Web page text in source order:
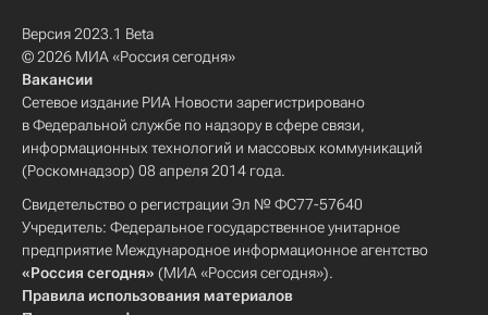
Версия 2023.1 Beta
© 2026 МИА «Россия сегодня»
Вакансии
Сетевое издание РИА Новости зарегистрировано
в Федеральной службе по надзору в сфере связи,
информационных технологий и массовых коммуникаций
(Роскомнадзор) 08 апреля 2014 года.
Свидетельство о регистрации Эл № ФС77-57640
Учредитель: Федеральное государственное унитарное
предприятие Международное информационное агентство
«Россия сегодня» (МИА «Россия сегодня»).
Правила использования материалов